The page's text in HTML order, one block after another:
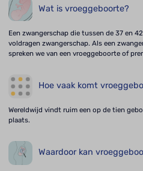
Wat is vroeggeboorte?
Een zwangerschap die tussen de 37 en
voldragen zwangerschap. Als een
spreken we van een vroeggeboorte of
Hoe vaak komt
Wereldwijd vindt ruim een op de tien
plaats.
Waardoor kan